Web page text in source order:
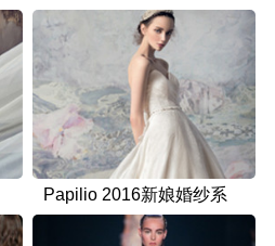
2016婚纱礼服
Papilio 2016新娘婚纱系
列